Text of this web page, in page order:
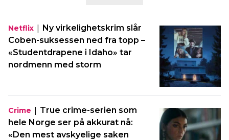
Netflix | Ny virkelighetskrim slår
Coben-suksessen ned fra topp –
«Studentdrapene i Idaho» tar
nordmenn med storm
Crime | True crime-serien som
hele Norge ser på akkurat nå:
«Den mest avskyelige saken